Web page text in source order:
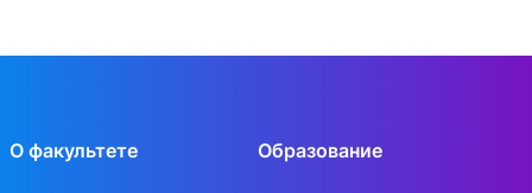
О факультете Образование